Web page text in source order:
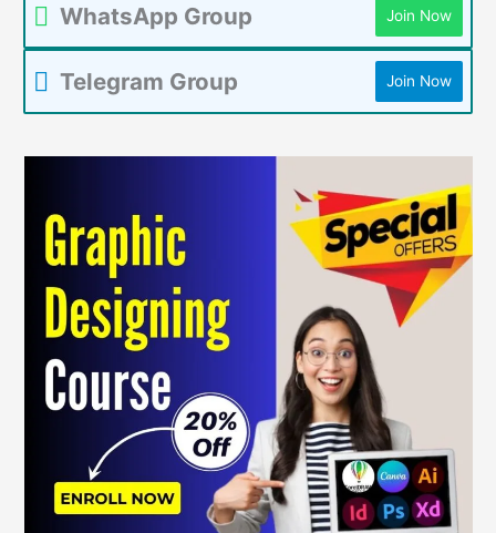
WhatsApp Group Join Now
Telegram Group Join Now